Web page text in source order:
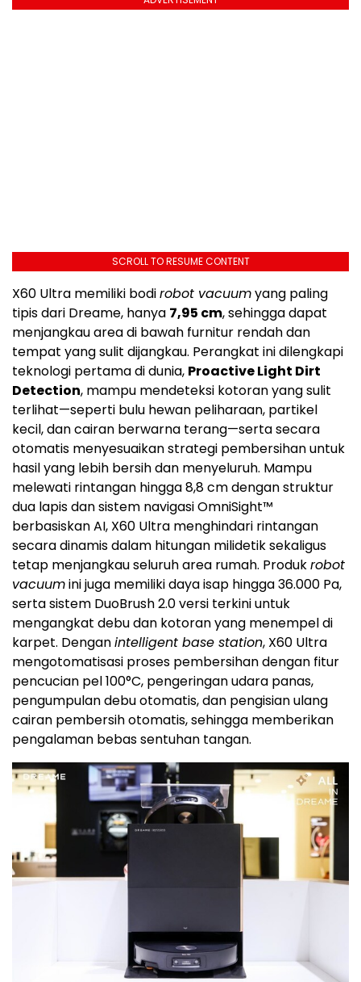
SCROLL TO RESUME CONTENT
X60 Ultra memiliki bodirobot vacuumyang paling
tipis dari Dreame, hanya 7,95 cm, sehingga dapat
menjangkau area di bawah furnitur rendah dan
tempat yang sulit dijangkau. Perangkat ini dilengkapi
teknologi pertama di dunia, Proactive Light Dirt
Detection, mampu mendeteksi kotoran yang sulit
terlihat—seperti bulu hewan peliharaan, partikel
kecil, dan cairan berwarna terang—serta secara
otomatis menyesuaikan strategi pembersihan untuk
hasil yang lebih bersih dan menyeluruh. Mampu
melewati rintangan hingga 8,8 cm dengan struktur
dua lapis dan sistem navigasi OmniSight™
berbasiskan AI, X60 Ultra menghindari rintangan
secara dinamis dalam hitungan milidetik sekaligus
tetap menjangkau seluruh area rumah. Produkrobot
vacuumini juga memiliki daya isap hingga 36.000 Pa,
serta sistem DuoBrush 2.0 versi terkini untuk
mengangkat debu dan kotoran yang menempel di
karpet. Denganintelligent base station, X60 Ultra
mengotomatisasi proses pembersihan dengan fitur
pencucian pel 100°C, pengeringan udara panas,
pengumpulan debu otomatis, dan pengisian ulang
cairan pembersih otomatis, sehingga memberikan
pengalaman bebas sentuhan tangan.